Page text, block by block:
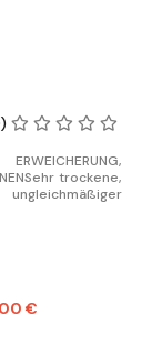
trockene,
€